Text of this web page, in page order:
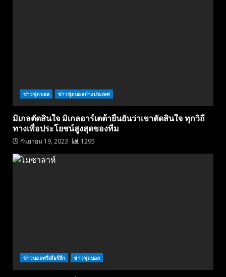
ข่าวฟุตบอล ข่าวฟุตบอลต่างประเทศ
มิเกลตัดสินใจ มิเกลอาร์เตต้ายืนยันว่าเขาตัดสินใจ ทุกวิถี
ทางเพื่อประโยชน์สูงสุดของทีม
กันยายน 19, 2023 1295
ข่าวบอลพรีเมียร์ลีก ข่าวฟุตบอล